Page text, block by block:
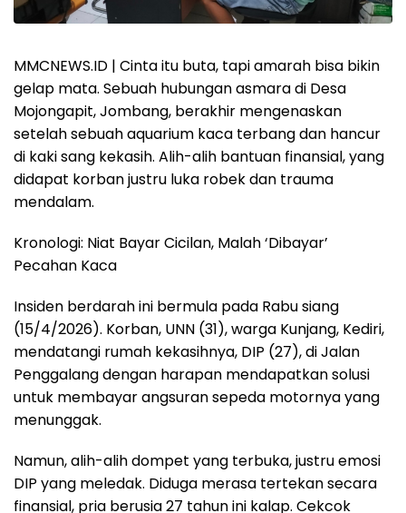
MMCNEWS.ID | Cinta itu buta, tapi amarah bisa bikin
gelap mata. Sebuah hubungan asmara di Desa
Mojongapit, Jombang, berakhir mengenaskan
setelah sebuah aquarium kaca terbang dan hancur
di kaki sang kekasih. Alih-alih bantuan finansial, yang
didapat korban justru luka robek dan trauma
mendalam.
Kronologi: Niat Bayar Cicilan, Malah ‘Dibayar’
Pecahan Kaca
Insiden berdarah ini bermula pada Rabu siang
(15/4/2026). Korban, UNN (31), warga Kunjang, Kediri,
mendatangi rumah kekasihnya, DIP (27), di Jalan
Penggalang dengan harapan mendapatkan solusi
untuk membayar angsuran sepeda motornya yang
menunggak.
Namun, alih-alih dompet yang terbuka, justru emosi
DIP yang meledak. Diduga merasa tertekan secara
finansial, pria berusia 27 tahun ini kalap. Cekcok